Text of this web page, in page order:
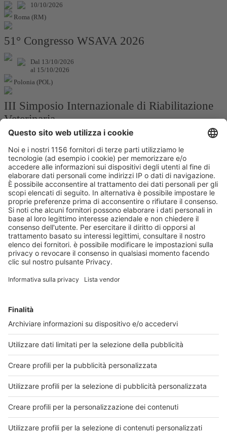
10/10/2026
Roma (RM)
51° Congresso WSAVA 2026
Dal 13/10/2026
al 15/10/2026
Polonia (POL)
III Simposio Internazionale di Riabilitazione
Veterinaria
al 02/11/2026
Roma (RM)
XXI Congresso Nazionale UNISVET
Dal 12/02/2027
al 14/02/2027
Bologna (BO)